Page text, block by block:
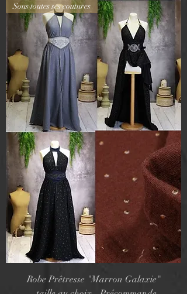
Sous toutes ses coutures
Robe Prêtresse "Marron Galaxie"